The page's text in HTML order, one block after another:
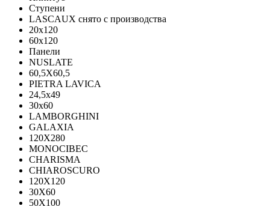
Ступени
LASCAUX снято с производства
20x120
60x120
Панели
NUSLATE
60,5X60,5
PIETRA LAVICA
24,5x49
30x60
LAMBORGHINI
GALAXIA
120Х280
MONOCIBEC
CHARISMA
CHIAROSCURO
120X120
30X60
50X100